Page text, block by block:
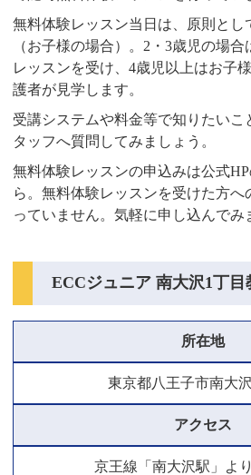
無料体験レッスン当日は、原則とし
（お子様の場合）。2・3歳児の場
レッスンを受け、4歳児以上はお子
護者が見学します。
受講システムや料金等で知りたいこ
タッフへ質問してみましょう。
無料体験レッスンの申込みは公式
ら。無料体験レッスンを受けた方
っていません。気軽に申し込んでみ
ECCジュニア 南大沢1丁目
所在地
東京都八王子市南大
アクセス
京王線「南大沢駅」よ